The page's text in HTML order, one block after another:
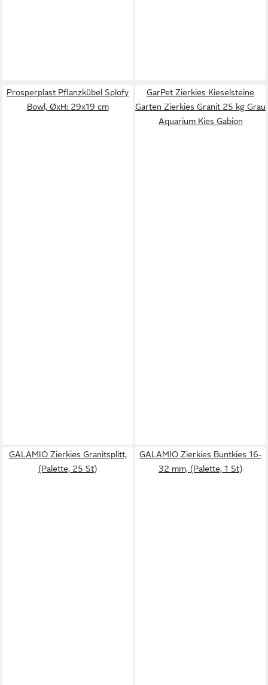
Prosperplast Pflanzkübel Splofy
Bowl, ØxH: 29x19 cm
GarPet Zierkies Kieselsteine
Garten Zierkies Granit 25 kg Grau
Aquarium Kies Gabion
GALAMIO Zierkies Granitsplitt,
(Palette, 25 St)
GALAMIO Zierkies Buntkies 16-
32 mm, (Palette, 1 St)